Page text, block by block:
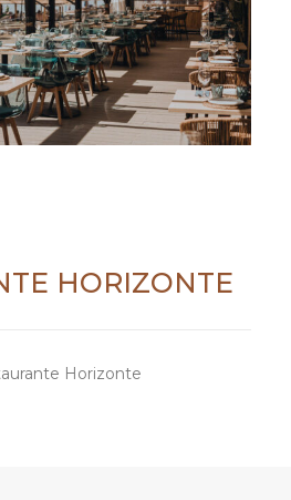
HORIZONTE
Horizonte